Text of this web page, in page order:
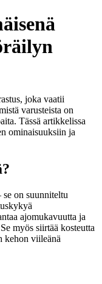
joka vaatii
varusteista on
Tässä artikkelissa
ominaisuuksiin ja
on suunniteltu
ajomukavuutta ja
myös siirtää kosteutta
kehon viileänä